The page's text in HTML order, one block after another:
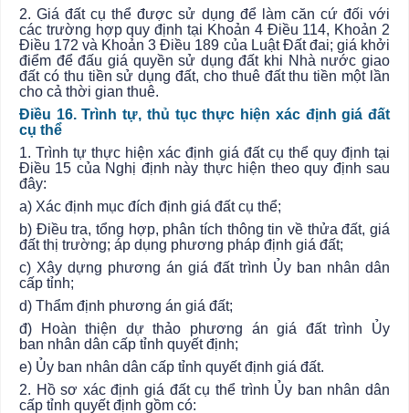
2. Giá đất cụ thể được sử dụng để làm căn cứ đối với
các trường hợp quy định tại Khoản 4 Điều 114, Khoản 2
Điều 172 và Khoản 3 Điều 189 của Luật Đất đai; giá khởi
điểm để đấu giá quyền sử dụng đất khi Nhà nước giao
đất có thu tiền sử dụng đất, cho thuê đất thu tiền một lần
cho cả thời gian thuê.
Điều 16. Trình tự, thủ tục thực hiện xác định giá đất
cụ thể
1. Trình tự thực hiện xác định giá đất cụ thể quy định tại
Điều 15 của Nghị định này thực hiện theo quy định sau
đây:
a) Xác định mục đích định giá đất cụ thể;
b) Điều tra, tổng hợp, phân tích thông tin về thửa đất, giá
đất thị trường; áp dụng phương pháp định giá đất;
c) Xây dựng phương án giá đất trình Ủy ban nhân dân
cấp tỉnh;
d) Thẩm định phương án giá đất;
đ) Hoàn thiện dự thảo phương án giá đất trình Ủy
ban nhân dân cấp tỉnh quyết định;
e) Ủy ban nhân dân cấp tỉnh quyết định giá đất.
2. Hồ sơ xác định giá đất cụ thể trình Ủy ban nhân dân
cấp tỉnh quyết định gồm có: